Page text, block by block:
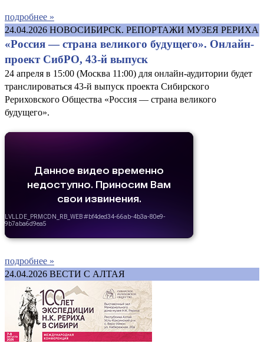
подробнее »
24.04.2026 НОВОСИБИРСК. РЕПОРТАЖИ МУЗЕЯ РЕРИХА
«Россия — страна великого будущего». Онлайн-
проект СибРО, 43-й выпуск
24 апреля в 15:00 (Москва 11:00) для онлайн-аудитории будет
транслироваться 43-й выпуск проекта Сибирского
Рериховского Общества «Россия — страна великого
будущего».
подробнее »
24.04.2026 ВЕСТИ С АЛТАЯ